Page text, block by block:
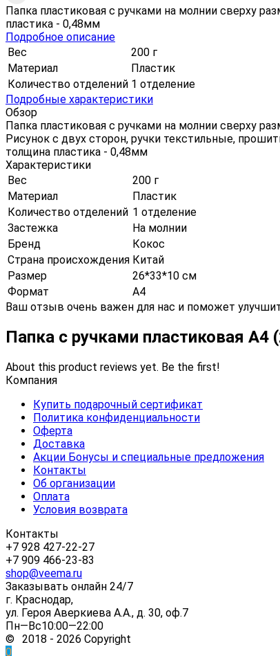
Папка пластиковая с ручками на молнии сверху
пластика - 0,48мм
Подробное описание
Вес
200 г
Материал
Пластик
Количество отделений 1 отделение
Подробные характеристики
Обзор
Папка пластиковая с ручками на молнии сверху
Рисунок с двух сторон, ручки текстильные,
толщина пластика - 0,48мм
Характеристики
Вес
200 г
Материал
Пластик
Количество отделений 1 отделение
Застежка
На молнии
Бренд
Кокос
Страна происхождения Китай
Размер
26*33*10 см
Формат
А4
Ваш отзыв очень важен для нас и поможет
Папка с ручками пластиковая
About this product reviews yet. Be the first!
Компания
Купить подарочный сертификат
Политика конфиденциальности
Оферта
Доставка
Акции Бонусы и специальные предложения
Контакты
Об организации
Оплата
Условия возврата
Контакты
+7 928 427-22-27
+7 909 466-23-83
shop@veema.ru
Заказывать онлайн 24/7
г. Краснодар,
ул. Героя Аверкиева А.А., д. 30, оф.7
Пн—Вс10:00—22:00
© 2018 - 2026 Copyright
0